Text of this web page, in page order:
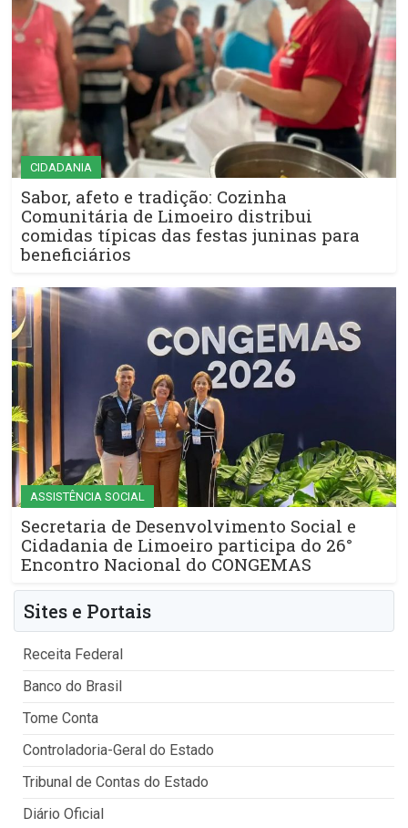
CIDADANIA
Sabor, afeto e tradição: Cozinha
Comunitária de Limoeiro distribui
comidas típicas das festas juninas para
beneficiários
ASSISTÊNCIA SOCIAL
Secretaria de Desenvolvimento Social e
Cidadania de Limoeiro participa do 26°
Encontro Nacional do CONGEMAS
Sites e Portais
Receita Federal
Banco do Brasil
Tome Conta
Controladoria-Geral do Estado
Tribunal de Contas do Estado
Diário Oficial